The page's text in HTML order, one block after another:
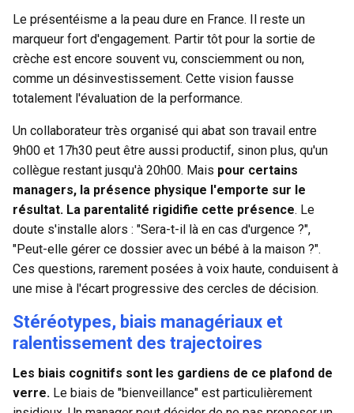
Le présentéisme a la peau dure en France. Il reste un
marqueur fort d'engagement. Partir tôt pour la sortie de
crèche est encore souvent vu, consciemment ou non,
comme un désinvestissement. Cette vision fausse
totalement l'évaluation de la performance.
Un collaborateur très organisé qui abat son travail entre
9h00 et 17h30 peut être aussi productif, sinon plus, qu'un
collègue restant jusqu'à 20h00. Mais pour certains
managers, la présence physique l'emporte sur le
résultat. La parentalité rigidifie cette présence. Le
doute s'installe alors : "Sera-t-il là en cas d'urgence ?",
"Peut-elle gérer ce dossier avec un bébé à la maison ?".
Ces questions, rarement posées à voix haute, conduisent à
une mise à l'écart progressive des cercles de décision.
Stéréotypes, biais managériaux et
ralentissement des trajectoires
Les biais cognitifs sont les gardiens de ce plafond de
verre. Le biais de "bienveillance" est particulièrement